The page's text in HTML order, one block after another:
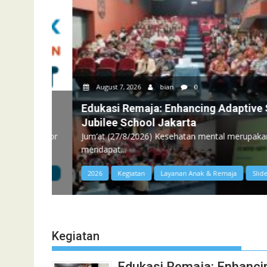
August 7, 2026 bian 0
Edukasi Remaja: Enhancing Adaptive
Jubilee School Jakarta
Jum’at (27/8/2026) Kesehatan mental merupakan
mendapat...
2026 Kegiatan Layanan Anak & Remaja Slider
Kegiatan